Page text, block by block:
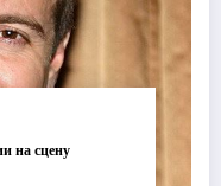
на сцену